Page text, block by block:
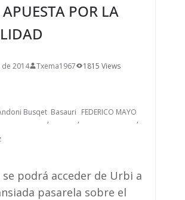
POR LA
2014 Txema1967 1815 Views
Busqet
,
Basauri
,
FEDERICO MAYO
,
podrá acceder de Urbi a
pasarela sobre el